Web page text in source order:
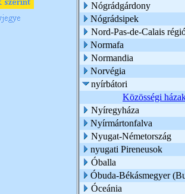
Nógrádgárdony
Nógrádsipek
Nord-Pas-de-Calais
Normafa
Normandia
Norvégia
nyírbátori
Közösségi
Nyíregyháza
Nyírmártonfalva
Nyugat-Németország
nyugati Pireneusok
Óballa
Óbuda-Békásmegyer
Óceánia